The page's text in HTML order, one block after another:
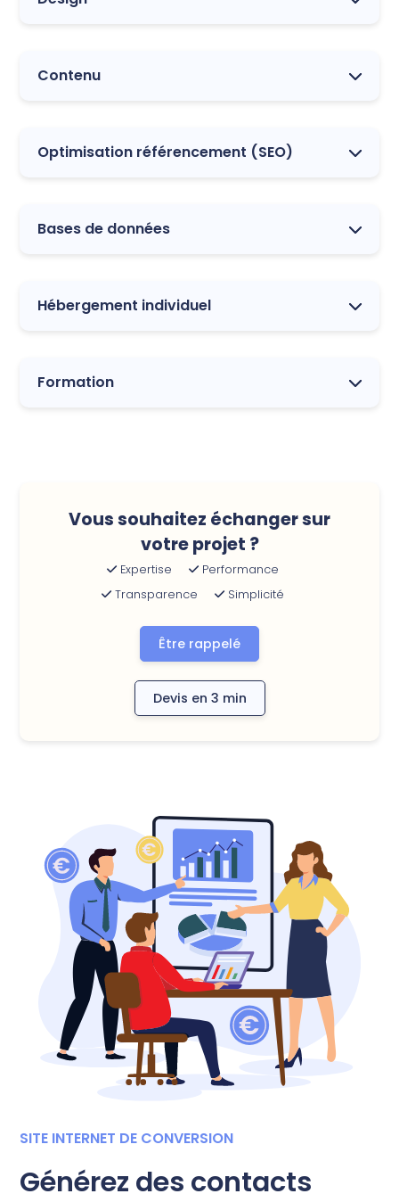
Contenu
Optimisation référencement (SEO)
Bases de données
Hébergement individuel
Formation
Vous souhaitez échanger sur
votre projet ?
Expertise
Performance
Transparence
Simplicité
Être rappelé
Devis en 3 min
SITE INTERNET DE CONVERSION
Générez des contacts